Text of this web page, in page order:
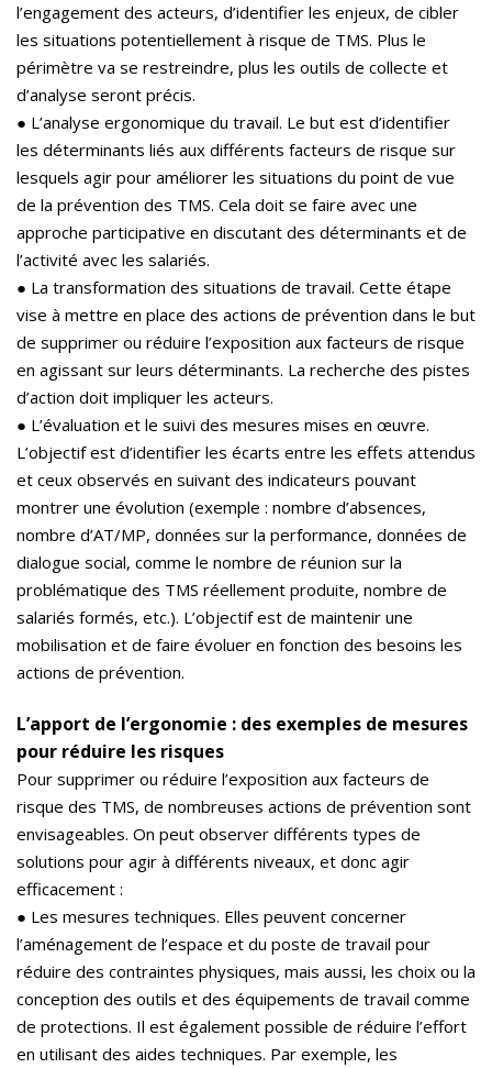
l’engagement des acteurs, d’identifier les enjeux, de cibler
les situations potentiellement à risque de TMS. Plus le
périmètre va se restreindre, plus les outils de collecte et
d’analyse seront précis.
● L’analyse ergonomique du travail. Le but est d’identifier
les déterminants liés aux différents facteurs de risque sur
lesquels agir pour améliorer les situations du point de vue
de la prévention des TMS. Cela doit se faire avec une
approche participative en discutant des déterminants et de
l’activité avec les salariés.
● La transformation des situations de travail. Cette étape
vise à mettre en place des actions de prévention dans le but
de supprimer ou réduire l’exposition aux facteurs de risque
en agissant sur leurs déterminants. La recherche des pistes
d’action doit impliquer les acteurs.
● L’évaluation et le suivi des mesures mises en œuvre.
L’objectif est d’identifier les écarts entre les effets attendus
et ceux observés en suivant des indicateurs pouvant
montrer une évolution (exemple : nombre d’absences,
nombre d’AT/MP, données sur la performance, données de
dialogue social, comme le nombre de réunion sur la
problématique des TMS réellement produite, nombre de
salariés formés, etc.). L’objectif est de maintenir une
mobilisation et de faire évoluer en fonction des besoins les
actions de prévention.
L’apport de l’ergonomie : des exemples de mesures
pour réduire les risques
Pour supprimer ou réduire l’exposition aux facteurs de
risque des TMS, de nombreuses actions de prévention sont
envisageables. On peut observer différents types de
solutions pour agir à différents niveaux, et donc agir
efficacement :
● Les mesures techniques. Elles peuvent concerner
l’aménagement de l’espace et du poste de travail pour
réduire des contraintes physiques, mais aussi, les choix ou la
conception des outils et des équipements de travail comme
de protections. Il est également possible de réduire l’effort
en utilisant des aides techniques. Par exemple, les